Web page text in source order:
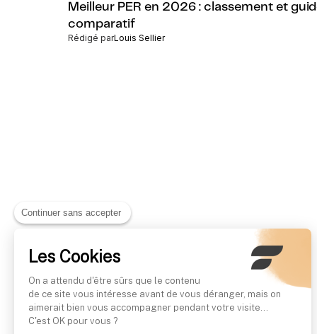
Continuer sans accepter
Les Cookies
On a attendu d'être sûrs que le contenu
de ce site vous intéresse avant de vous déranger, mais on
aimerait bien vous accompagner pendant votre visite...
C'est OK pour vous ?
Meilleur PER en 2026 : classement et
comparatif
Rédigé parLouis Sellier